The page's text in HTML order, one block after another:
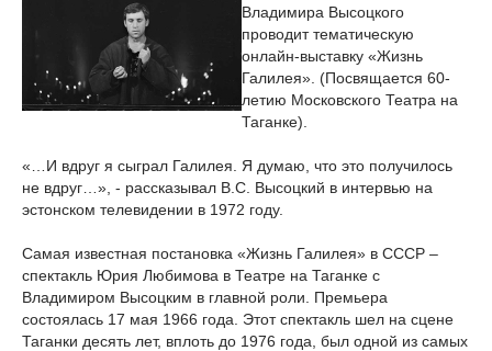
Владимира Высоцкого
проводит тематическую
онлайн-выставку «Жизнь
Галилея». (Посвящается 60-
летию Московского Театра на
Таганке).
«…И вдруг я сыграл Галилея. Я думаю, что это получилось
не вдруг…», - рассказывал В.С. Высоцкий в интервью на
эстонском телевидении в 1972 году.
Самая известная постановка «Жизнь Галилея» в СССР –
спектакль Юрия Любимова в Театре на Таганке с
Владимиром Высоцким в главной роли. Премьера
состоялась 17 мая 1966 года. Этот спектакль шел на сцене
Таганки десять лет, вплоть до 1976 года, был одной из самых